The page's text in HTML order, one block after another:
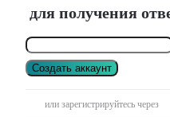
для получения
Создать аккаунт
или зарегистрируйтесь через